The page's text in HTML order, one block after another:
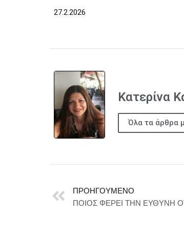
27.2.2026
Κατερίνα
Όλα τα άρθρα
ΠΡΟΗΓΟΎΜΕΝΟ